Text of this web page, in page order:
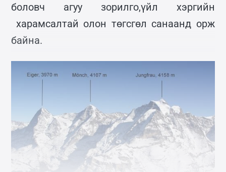
боловч агуу зорилго,үйл хэргийн
харамсалтай олон төгсгөл санаанд орж
байна.